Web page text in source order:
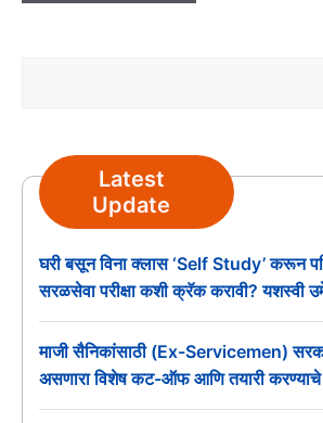
Latest
Update
घरी बसून विना क्लास ‘Self Study’ करून
सरळसेवा परीक्षा कशी क्रॅक करावी? यशस्वी
माजी सैनिकांसाठी (Ex-Servicemen)
असणारा विशेष कट-ऑफ आणि तयारी करण्याचे